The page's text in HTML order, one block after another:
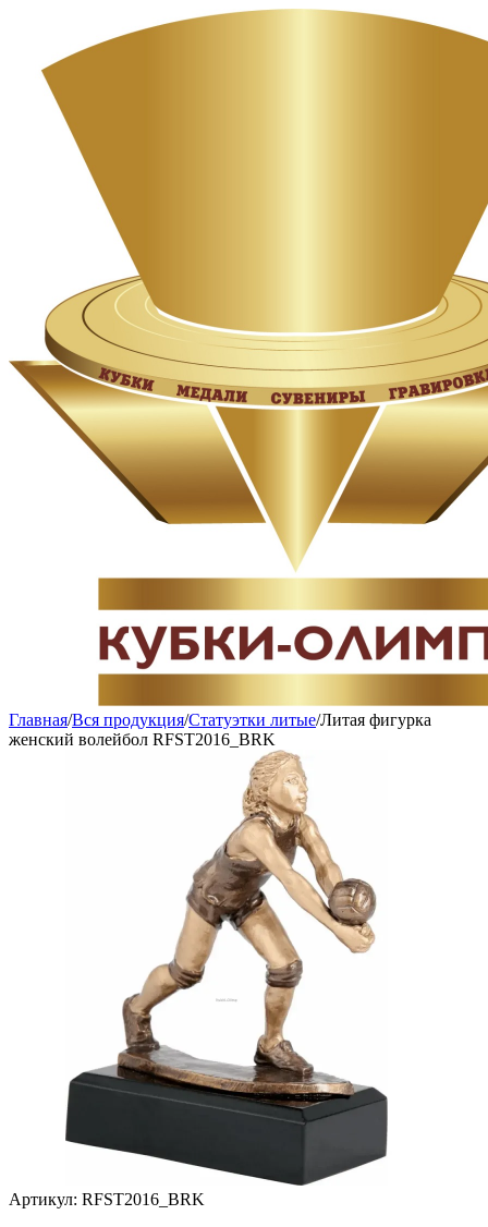
Главная/Вся продукция/Статуэтки литые/Литая фигурка
женский волейбол RFST2016_BRK
Артикул: RFST2016_BRK